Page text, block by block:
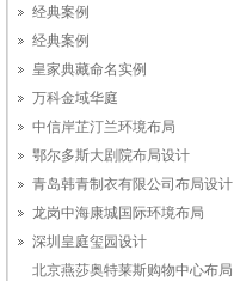
经典案例
经典案例
皇家典藏命名实例
万科金域华庭
中信岸芷汀兰环境布局
鄂尔多斯大剧院布局设计
青岛韩青制衣有限公司布局设计
龙岗中海康城国际环境布局
深圳皇庭玺园设计
北京燕莎奥特莱斯购物中心布局